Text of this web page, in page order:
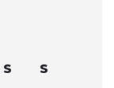
S S